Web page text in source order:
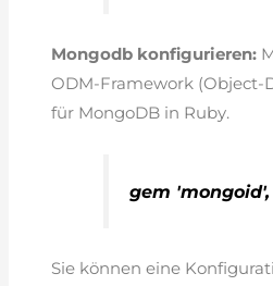
Mongodb konfigurieren:
ODM-Framework (Object-
für MongoDB in Ruby.
gem 'mongoid',
Sie können eine